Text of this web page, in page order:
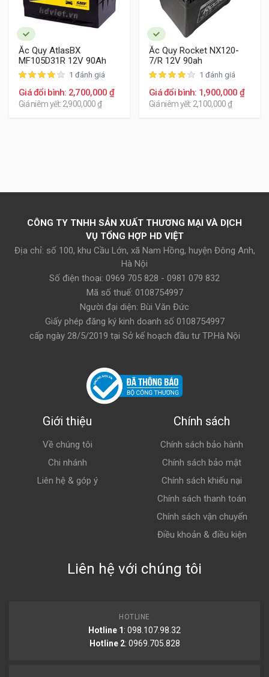
Ắc Quy AtlasBX
MF105D31R 12V 90Ah
1 đánh giá
Giá đổi bình: 2,700,000 ₫
Giá niêm yết: 2,900,000 ₫
Ắc Quy Rocket NX120-
7/R 12V 90ah
1 đánh giá
Giá đổi bình: 1,900,000 ₫
Giá niêm yết: 2,100,000 ₫
CÔNG TY TNHH SẢN XUẤT THƯƠNG MẠI VÀ DỊCH
VỤ TỔNG HỢP HD VIỆT
Địa chỉ: số 100, khu Cầu Lớn, xã Nam Hồng, huyện Đông Anh,
Hà Nội
Số điện thoại: 0969 705 828 - 0981 079 832
Mã số thuế: 0108754997
Người đại diện: Bùi Văn Đức
Giấy phép đăng ký kinh doanh số 0108754997
cấp ngày 28/5/2019 tại Sở kế hoạch đầu tư TP.Hà Nội
Giới thiệu
Về chúng tôi
Chi nhánh
Liên hệ & góp ý
Chính sách
Chính sách bảo hành
Chính sách bảo mật
Chính sách khiếu nại
Chính sách thanh toán
Chính sách vận chuyển
Điều khoản & điều kiện
Liên hệ với chúng tôi
HOTLINE
Hotline 1 : 098.107.98.32
Hotline 2: 0969.705.828